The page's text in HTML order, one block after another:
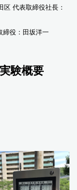
代表取締役社長：
締役：田坂洋一
験概要